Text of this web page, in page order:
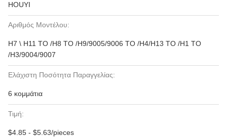
HOUYI
Αριθμός Μοντέλου:
H7 \ H11 ΤΟ /H8 ΤΟ /H9/9005/9006 ΤΟ /H4/H13 ΤΟ /H1 ΤΟ
/H3/9004/9007
Ελάχιστη Ποσότητα Παραγγελίας:
6 κομμάτια
Τιμή:
$4.85 - $5.63/pieces